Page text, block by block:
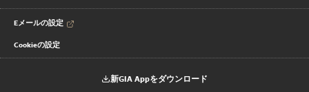
Eメールの設定
Cookieの設定
新GIA Appをダウンロード